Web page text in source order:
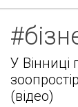
У Вінниці
(відео)